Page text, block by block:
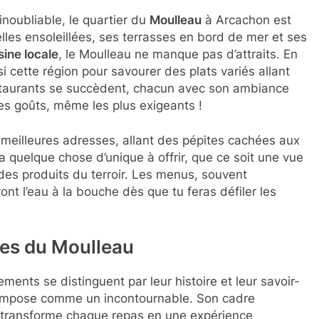
le quartier du Moulleau à Arcachon est
ensoleillées, ses terrasses en bord de mer et ses
locale, le Moulleau ne manque pas d’attraits. En
cette région pour savourer des plats variés allant
se succèdent, chacun avec son ambiance
goûts, même les plus exigeants !
adresses, allant des pépites cachées aux
chose d’unique à offrir, que ce soit une vue
produits du terroir. Les menus, souvent
l’eau à la bouche dès que tu feras défiler les
du Moulleau
se distinguent par leur histoire et leur savoir-
comme un incontournable. Son cadre
chaque repas en une expérience